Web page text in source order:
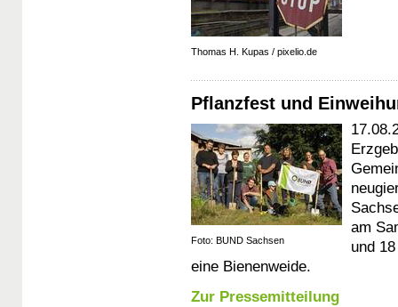
Thomas H. Kupas / pixelio.de
Pflanzfest und
Foto: BUND Sachsen
am
und
eine Bienenweide.
Zur Pressemitteilung